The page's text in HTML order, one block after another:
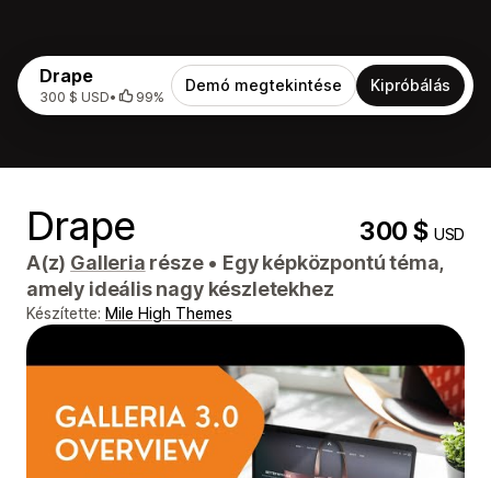
Drape
300 $ USD• 99%
Demó megtekintése Kipróbálás
Drape 300 $USD
A(z) Galleria része • Egy képközpontú téma,
amely ideális nagy készletekhez
Készítette: Mile High Themes